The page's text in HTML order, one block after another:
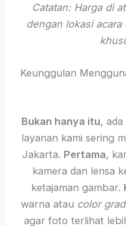
Catatan: Harga di
dengan lokasi acara
Keunggulan
Bukan hanya itu,
layanan kami sering
Jakarta. Pertama,
kamera dan lensa
ketajaman gambar.
warna atau color
agar foto terlihat